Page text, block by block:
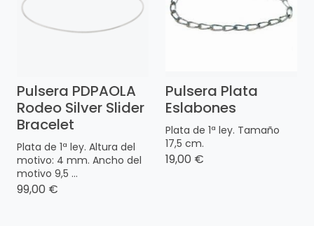
Pulsera PDPAOLA
Rodeo Silver Slider
Bracelet
Plata de 1ª ley. Altura del
motivo: 4 mm. Ancho del
motivo 9,5 ...
99,00 €
Pulsera Plata
Eslabones
Plata de 1ª ley. Tamaño
17,5 cm.
19,00 €